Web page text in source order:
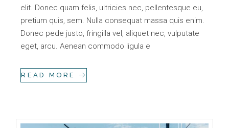
elit. Donec quam felis, ultricies nec, pellentesque eu,
pretium quis, sem. Nulla consequat massa quis enim.
Donec pede justo, fringilla vel, aliquet nec, vulputate
eget, arcu. Aenean commodo ligula e
READ MORE